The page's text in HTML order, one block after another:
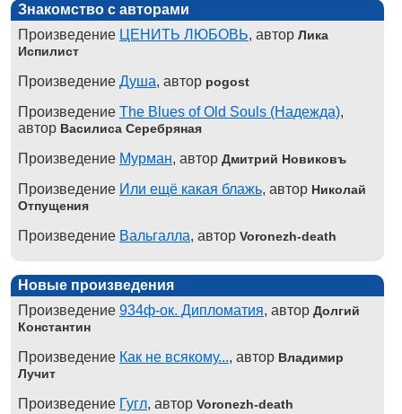
Знакомство с авторами
Произведение ЦЕНИТЬ ЛЮБОВЬ, автор Лика
Испилист
Произведение Душа, автор pogost
Произведение The Blues of Old Souls (Надежда),
автор Василиса Серебряная
Произведение Мурман, автор Дмитрий Новиковъ
Произведение Или ещё какая блажь, автор Николай
Отпущения
Произведение Вальгалла, автор Voronezh-death
Новые произведения
Произведение 934ф-ок. Дипломатия, автор Долгий
Константин
Произведение Как не всякому..., автор Владимир
Лучит
Произведение Гугл, автор Voronezh-death